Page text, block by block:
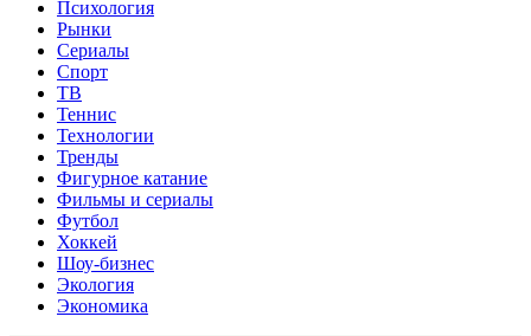
Психология
Рынки
Сериалы
Спорт
ТВ
Теннис
Технологии
Тренды
Фигурное катание
Фильмы и сериалы
Футбол
Хоккей
Шоу-бизнес
Экология
Экономика